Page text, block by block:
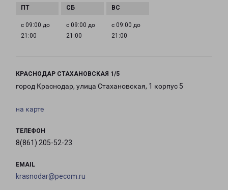
с 09:00 до
21:00
с 09:00 до
21:00
с 09:00 до
21:00
КРАСНОДАР СТАХАНОВСКАЯ 1/5
город Краснодар, улица Стахановская, 1 корпус 5
на карте
ТЕЛЕФОН
8(861) 205-52-23
EMAIL
krasnodar@pecom.ru